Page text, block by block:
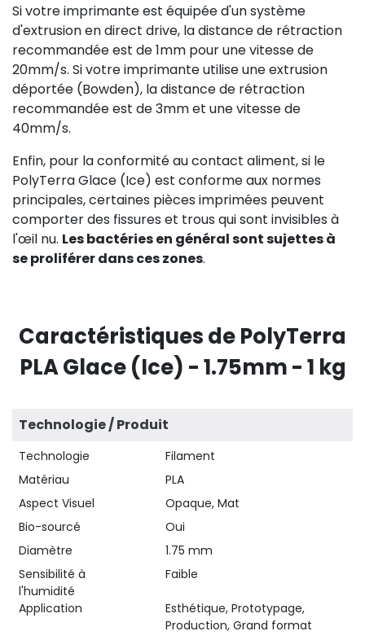
Si votre imprimante est équipée d'un système
d'extrusion en direct drive, la distance de rétraction
recommandée est de 1mm pour une vitesse de
20mm/s. Si votre imprimante utilise une extrusion
déportée (Bowden), la distance de rétraction
recommandée est de 3mm et une vitesse de
40mm/s.
Enfin, pour la conformité au contact aliment, si le
PolyTerra Glace (Ice) est conforme aux normes
principales, certaines pièces imprimées peuvent
comporter des fissures et trous qui sont invisibles à
l'œil nu. Les bactéries en général sont sujettes à
se proliférer dans ces zones.
Caractéristiques de PolyTerra
PLA Glace (Ice) - 1.75mm - 1 kg
Technologie / Produit
Technologie
Filament
Matériau
PLA
Aspect Visuel
Opaque, Mat
Bio-sourcé
Oui
Diamètre
1.75 mm
Sensibilité à
l'humidité
Faible
Application
Esthétique, Prototypage,
Production, Grand format